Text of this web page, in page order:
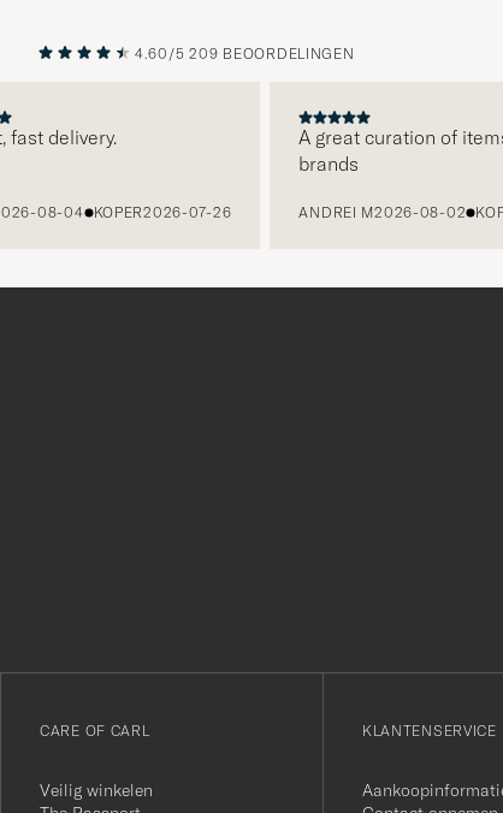
VORIGE
4.60/5 209 BEOORDELINGEN
delivery.
08-04 KOPER2026-07-26
A great curation of items,
brands
ANDREI M2026-08-02
CARE OF CARL
Veilig winkelen
KLANTENSERVICE